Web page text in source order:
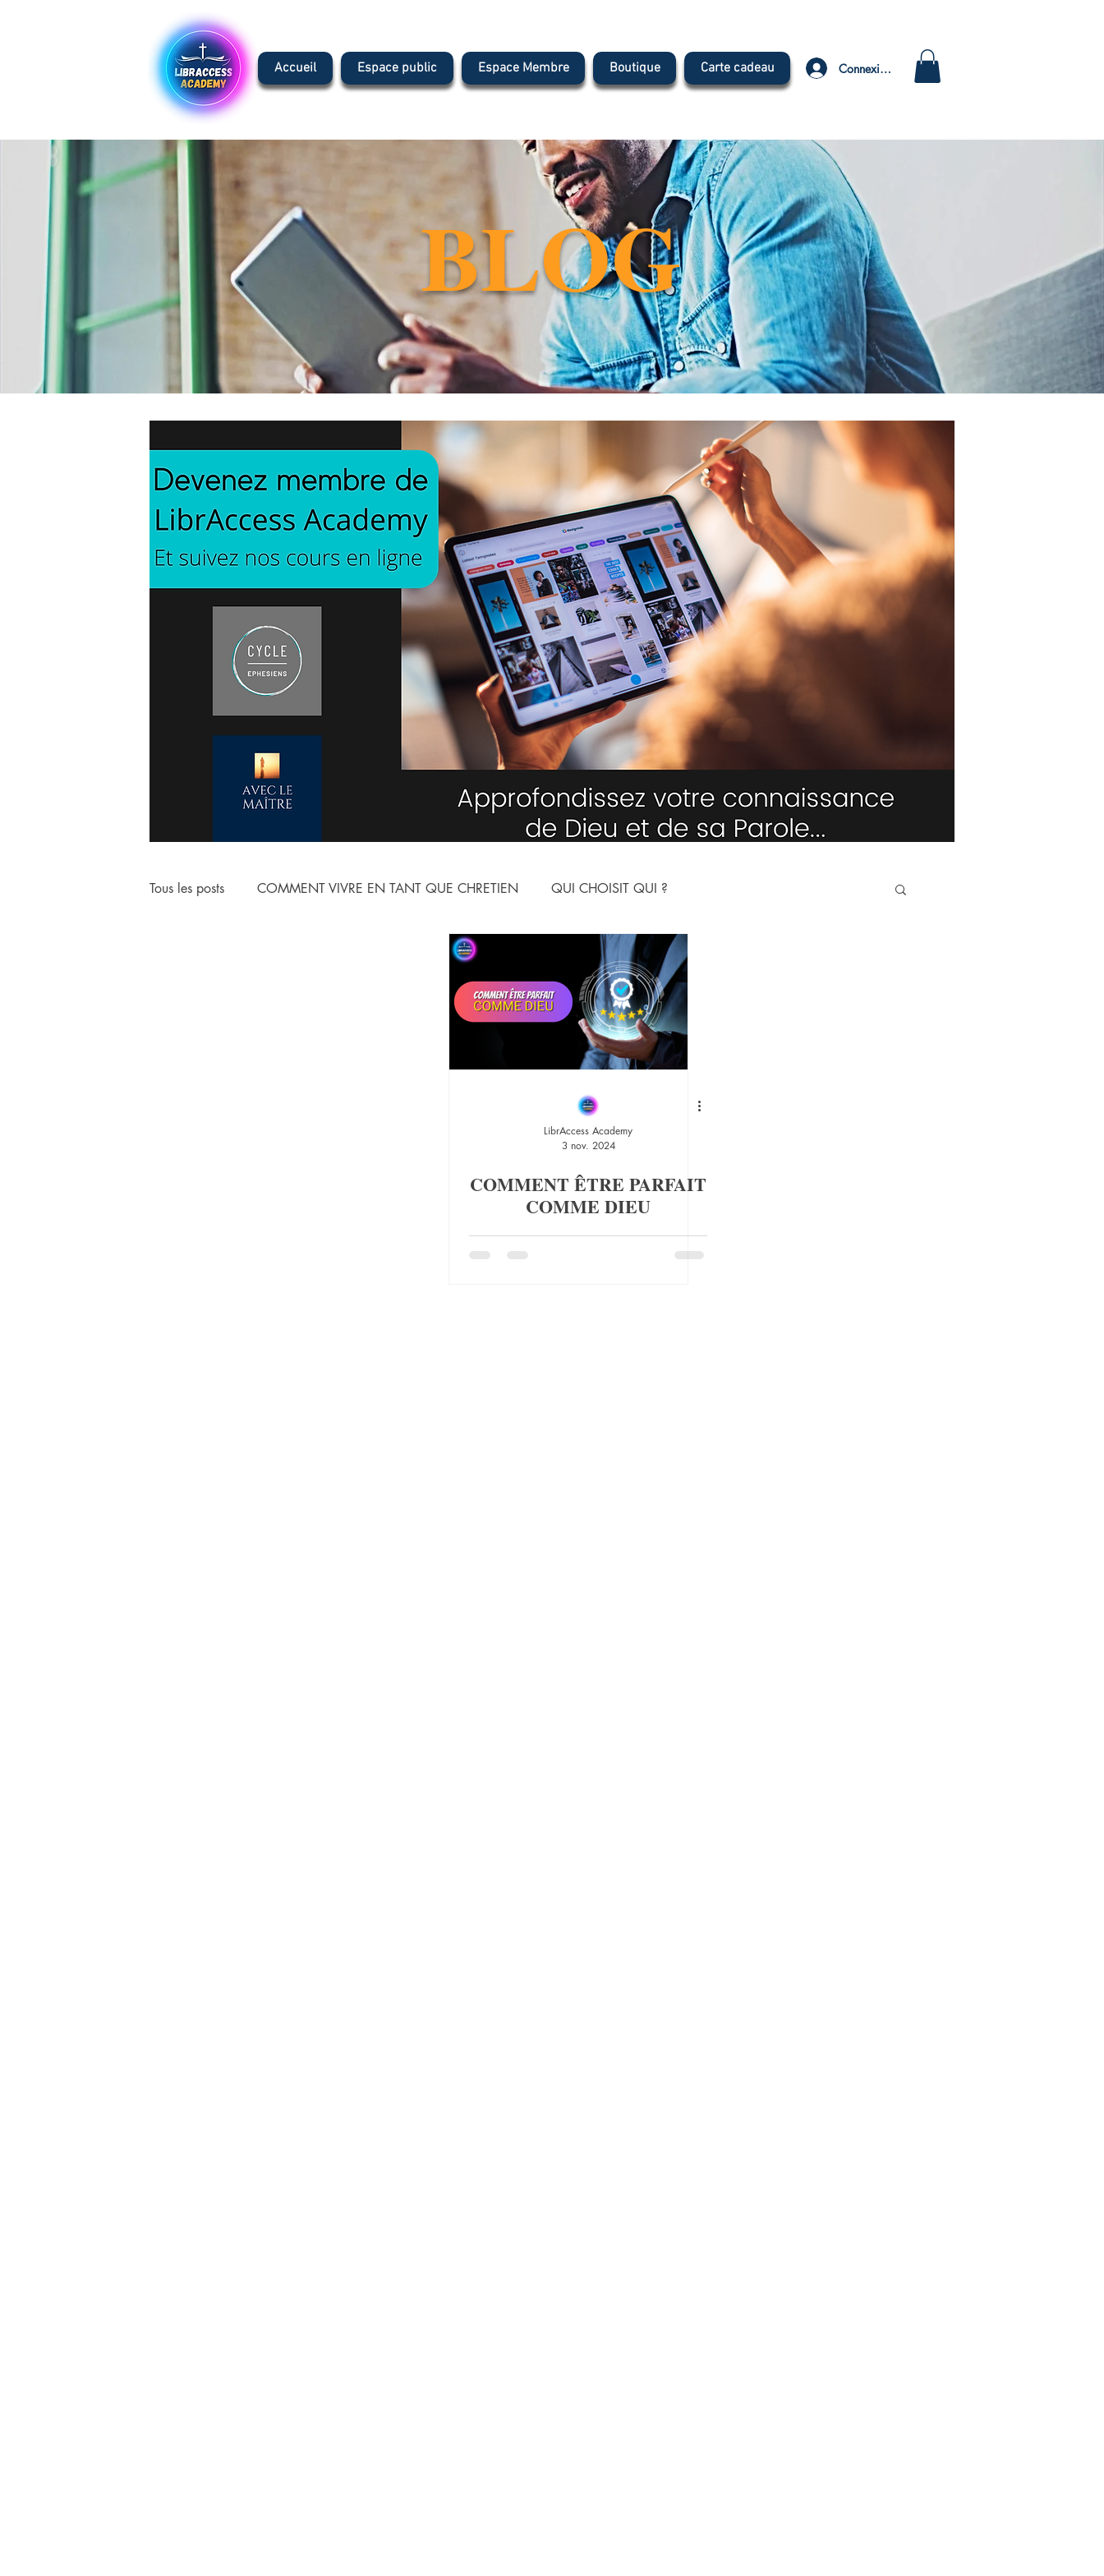
Accueil Espace public Espace Membre Boutique Carte cadeau Connexion
BLOG
Tous les posts COMMENT VIVRE EN TANT QUE CHRETIEN QUI CHOISIT QUI ?
LE MONDE SPIRITUEL ARTICLES YOUTUBE
LES NOMS DE DIEU L'HUMILITE
LibrAccess Academy
3 nov. 2024
COMMENT ÊTRE PARFAIT
COMME DIEU